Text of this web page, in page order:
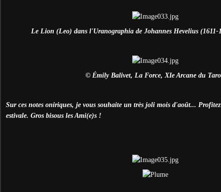
Le Lion (Leo) dans l'Uranographia de Johannes Hevelius
© Émily Balivet, La Force, XIe Arcane du
Sur ces notes oniriques, je vous souhaite un très joli mois d'août... Profitez
estivale. Gros bisous les Ami(e)s !